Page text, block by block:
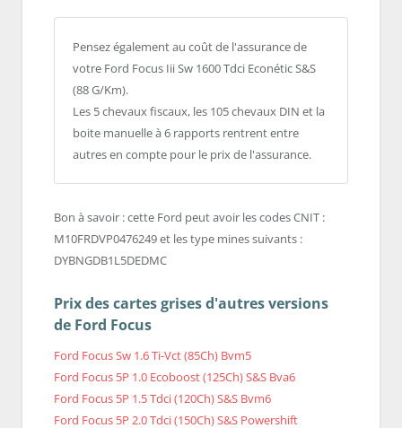
Pensez également au coût de l'assurance de
votre Ford Focus Iii Sw 1600 Tdci Econétic S&S
(88 G/Km).
Les 5 chevaux fiscaux, les 105 chevaux DIN et la
boite manuelle à 6 rapports rentrent entre
autres en compte pour le prix de l'assurance.
Bon à savoir : cette Ford peut avoir les codes CNIT :
M10FRDVP0476249 et les type mines suivants :
DYBNGDB1L5DEDMC
Prix des cartes grises d'autres versions
de Ford Focus
Ford Focus Sw 1.6 Ti-Vct (85Ch) Bvm5
Ford Focus 5P 1.0 Ecoboost (125Ch) S&S Bva6
Ford Focus 5P 1.5 Tdci (120Ch) S&S Bvm6
Ford Focus 5P 2.0 Tdci (150Ch) S&S Powershift